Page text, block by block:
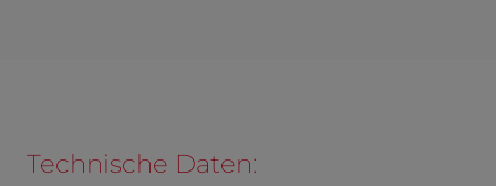
Technische Daten: